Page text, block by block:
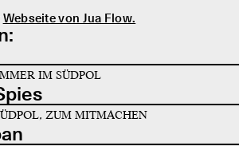
Webseite von Jua Flow.
IM SÜDPOL
ZUM MITMACHEN